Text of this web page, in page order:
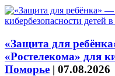
«Защита для
«Ростелекома» для
Поморье | 07.08.2026